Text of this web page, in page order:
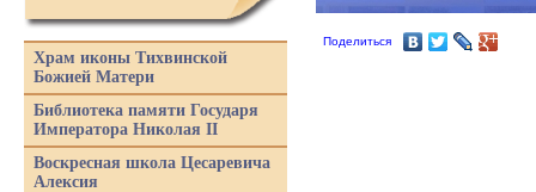
Поделиться
Храм иконы Тихвинской
Божией Матери
Библиотека памяти Государя
Императора Николая II
Воскресная школа Цесаревича
Алексия